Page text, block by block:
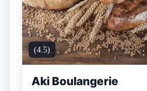
(4.5)
Aki Boulangerie